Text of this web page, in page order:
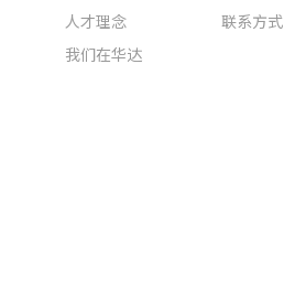
人才理念
我们在华达
联系方式